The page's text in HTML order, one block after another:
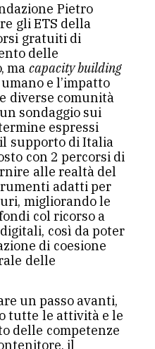
Pietro
gli ETS della
gratuiti di
delle
ma capacity building
e l’impatto
diverse comunità
sondaggio sui
espressi
supporto di Italia
con 2 percorsi di
alle realtà del
adatti per
migliorando le
col ricorso a
così da poter
di coesione
delle
un passo avanti,
tutte le attività e le
delle competenze
il